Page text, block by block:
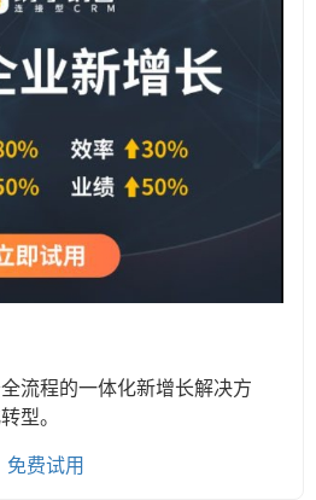
流程的一体化新增长解决方
型。
免费试用